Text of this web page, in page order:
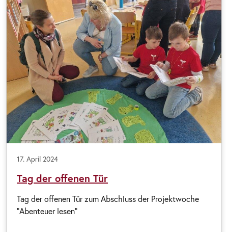
17. April 2024
Tag der offenen Tür
Tag der offenen Tür zum Abschluss der Projektwoche
"Abenteuer lesen"